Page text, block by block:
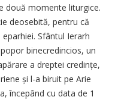
două momente liturgice.
deosebită, pentru că
Sfântul Ierarh
binecredincios, un
a dreptei credințe,
și l-a biruit pe Arie
începând cu data de 1